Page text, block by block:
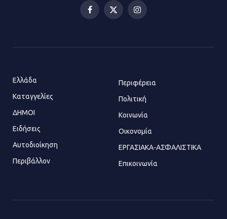
Πολυχώρο ΙΡΙΣ
21.07.2026 | 14:01
Πώς έγινε η επίθεση στους δύο
«Φρένο» στα ηλεκτρικά πατίνια:
Τέλος η οδήγησή τους από
Facebook
X
Instagram
Ελλάδα
Καταγγελίες
ΔΗΜΟΙ
Ειδήσεις
Αυτοδιοίκηση
Περιβάλλον
Περιφέρεια
Πολιτική
Κοινωνία
Οικονομία
ΕΡΓΑΣΙΑΚΑ-ΑΣΦΑΛΙΣΤΙΚΑ
Επικοινωνία